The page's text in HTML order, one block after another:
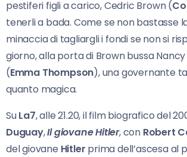
pestiferi figli a carico, Cedric Brown (
tenerli a bada. Come se non bastasse
minaccia di tagliargli i fondi se non si
giorno, alla porta di Brown bussa
(Emma Thompson), una governante
quanto magica.
SuLa7, alle 21.20, il film biografico del
Duguay,Il giovane Hitler, con Robert
del giovane Hitler prima dell’ascesa al